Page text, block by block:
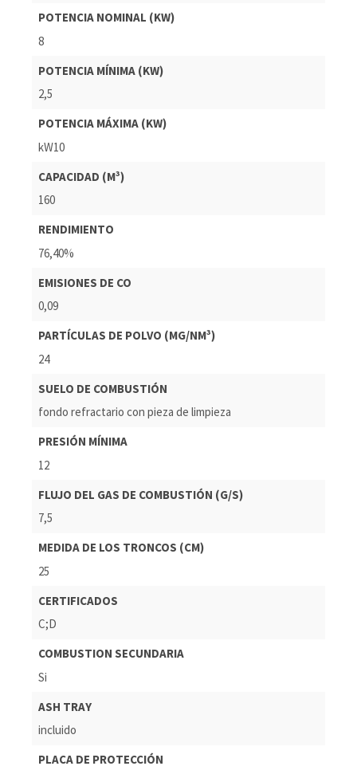
POTENCIA NOMINAL (KW)
8
POTENCIA MÍNIMA (KW)
2,5
POTENCIA MÁXIMA (KW)
kW10
CAPACIDAD (M³)
160
RENDIMIENTO
76,40%
EMISIONES DE CO
0,09
PARTÍCULAS DE POLVO (MG/NM³)
24
SUELO DE COMBUSTIÓN
fondo refractario con pieza de limpieza
PRESIÓN MÍNIMA
12
FLUJO DEL GAS DE COMBUSTIÓN (G/S)
7,5
MEDIDA DE LOS TRONCOS (CM)
25
CERTIFICADOS
C;D
COMBUSTION SECUNDARIA
Si
ASH TRAY
incluido
PLACA DE PROTECCIÓN